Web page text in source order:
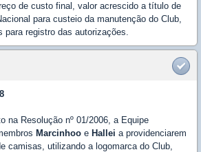
de custo final, valor acrescido a título de
para custeio da manutenção do Club,
para registro das autorizações.
na Resolução nº 01/2006, a Equipe
Marcinhoo e Hallei a providenciarem
camisas, utilizando a logomarca do Club,